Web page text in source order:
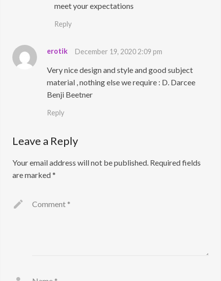
meet your expectations
Reply
erotik December 19, 2020 2:09 pm
Very nice design and style and good subject
material , nothing else we require : D. Darcee
Benji Beetner
Reply
Leave a Reply
Your email address will not be published. Required fields
are marked*
Comment *